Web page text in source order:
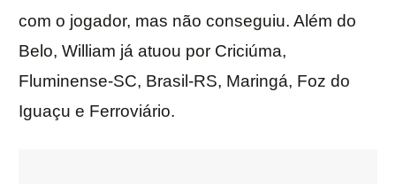
com o jogador, mas não conseguiu. Além do
Belo, William já atuou por Criciúma,
Fluminense-SC, Brasil-RS, Maringá, Foz do
Iguaçu e Ferroviário.